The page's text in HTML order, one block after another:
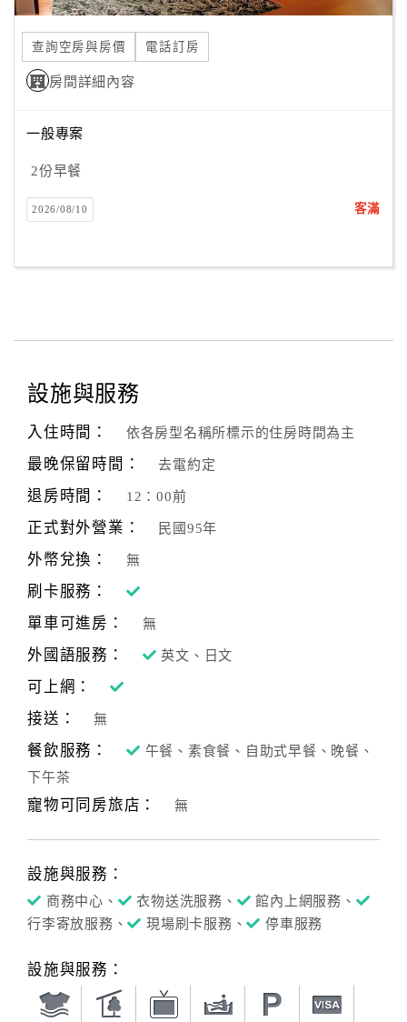
查詢空房與房價 電話訂房
房間詳細內容
一般專案
2份早餐
2026/08/10 客滿
設施與服務
入住時間： 依各房型名稱所標示的住房時間為主
最晚保留時間： 去電約定
退房時間： 12：00前
正式對外營業： 民國95年
外幣兌換： 無
刷卡服務：
單車可進房：
無
外國語服務： 英文、日文
可上網：
接送：
無
餐飲服務：
午餐、素食餐、自助式早餐、晚餐、
下午茶
寵物可同房旅店： 無
設施與服務：
商務中心、 衣物送洗服務、
館內上網服務、
行李寄放服務、
現場刷卡服務、 停車服務
設施與服務：